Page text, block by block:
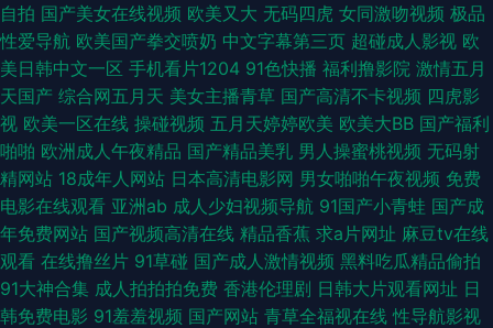
免费网站 91成人影 超碰97ai操操 韩国avvv 免费看三级AV片 亚洲国产迷奸
Aⅴ 人人操人人摸 91黄色爆菊 欧美实操视频 岛国高清在线观看 欧美海外a 听
听深爱激情网 91男人影院 成人日韩色图 欧美强奸 91n视频 wwwav1泰国 黄
色午夜理论 欧美人妖操人妖 丝袜熟女中文字幕 在线成人 白丝啪啪 午夜激情
普通户 久草亚洲欧美 AV导航福利 欧美经典性爱 亚洲国三视频 免费人成自尉
网站 在线播放成人a 91在线入口免费 九一豆花 AV导航入口 国产视频一区在
自拍 国产美女在线视频 欧美又大 无码四虎 女同激吻视频 极品
性爱导航 欧美国产拳交喷奶 中文字幕第三页 超碰成人影视 欧
美日韩中文一区 手机看片1204 91色快播 福利撸影院 激情五月
天国产 综合网五月天 美女主播青草 国产高清不卡视频 四虎影
视 欧美一区在线 操碰视频 五月天婷婷欧美 欧美大BB 国产福利
啪啪 欧洲成人午夜精品 国产精品美乳 男人操蜜桃视频 无码射
精网站 18成年人网站 日本高清电影网 男女啪啪午夜视频 免费
电影在线观看 亚洲ab 成人少妇视频导航 91国产小青蛙 国产成
年免费网站 国产视频高清在线 精品香蕉 求a片网址 麻豆tv在线
观看 在线撸丝片 91草碰 国产成人激情视频 黑料吃瓜精品偷拍
91大神合集 成人拍拍拍免费 香港伦理剧 日韩大片观看网址 日
韩免费电影 91羞羞视频 国产网站 青草全福视在线 性导航影视